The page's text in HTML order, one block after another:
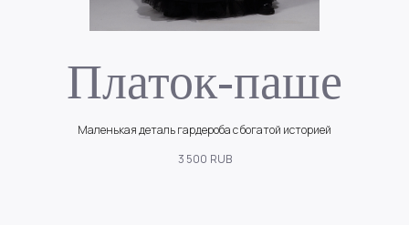
Платок-паше
Маленькая деталь гардероба с богатой историей
3 500 RUB